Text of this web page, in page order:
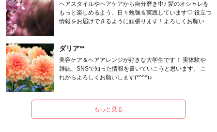
ヘアスタイルやヘアケアから自分磨き中♪ 髪のオシャレを
もっと楽しめるよう、日々勉強＆実践しています♡ 役立つ
情報をお届けできるように頑張ります！よろしくお願いし
ダリア**
美容ケア＆ヘアアレンジが好きな大学生です！ 実体験や
雑誌、SNSで知った情報を書いていこうと思います。 こ
れからよろしくお願いします(*^^*)♪
もっと見る